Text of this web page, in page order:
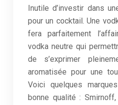
Inutile d’investir dans
pour un cocktail. Une
fera parfaitement
vodka neutre qui
de s’exprimer
aromatisée pour une
Voici quelques
bonne qualité :